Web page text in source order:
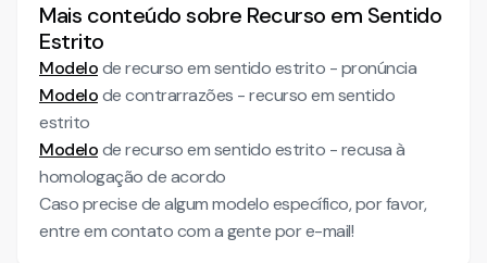
Mais conteúdo sobre Recurso em Sentido
Estrito
Modelode recurso em sentido estrito - pronúncia
Modelode contrarrazões - recurso em sentido
estrito
Modelode recurso em sentido estrito - recusa à
homologação de acordo
Caso precise de algum modelo específico, por favor,
entre em contato com a gente por e-mail!